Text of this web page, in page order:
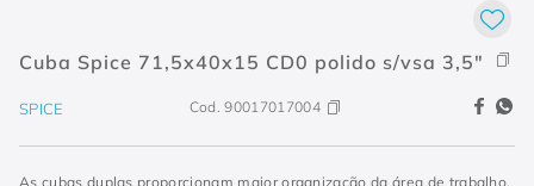
Cuba Spice 71,5x40x15 CD0 polido s/vsa 3,5"
SPICE Cod.90017017004
As cubas duplas proporcionam maior organização da área de trabalho,
4º